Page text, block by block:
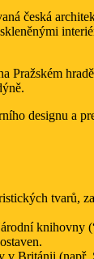
česká
Pražském
designu a
tvarů,
knihovny
v Británii (např.